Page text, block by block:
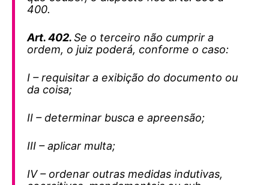
400.
Art. 402.Se o terceiro não cumprir a
ordem, o juiz poderá, conforme o caso:
I – requisitar a exibição do documento ou
da coisa;
II – determinar busca e apreensão;
III – aplicar multa;
IV – ordenar outras medidas indutivas,